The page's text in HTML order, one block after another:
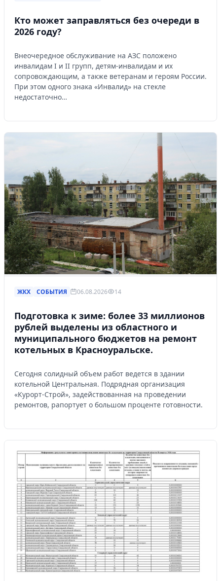
Кто может заправляться без очереди в
2026 году?
Внеочередное обслуживание на АЗС положено
инвалидам I и II групп, детям-инвалидам и их
сопровождающим, а также ветеранам и героям России.
При этом одного знака «Инвалид» на стекле
недостаточно…
ЖКХ СОБЫТИЯ 06.08.2026 14
Подготовка к зиме: более 33 миллионов
рублей выделены из областного и
муниципального бюджетов на ремонт
котельных в Красноуральске.
Сегодня солидный объем работ ведется в здании
котельной Центральная. Подрядная организация
«Курорт-Строй», задействованная на проведении
ремонтов, рапортует о большом проценте готовности.